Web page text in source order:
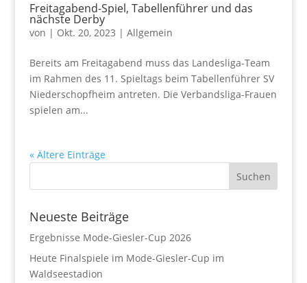
Freitagabend-Spiel, Tabellenführer und das
nächste Derby
von | Okt. 20, 2023 | Allgemein
Bereits am Freitagabend muss das Landesliga-Team
im Rahmen des 11. Spieltags beim Tabellenführer SV
Niederschopfheim antreten. Die Verbandsliga-Frauen
spielen am...
« Ältere Einträge
Neueste Beiträge
Ergebnisse Mode-Giesler-Cup 2026
Heute Finalspiele im Mode-Giesler-Cup im
Waldseestadion